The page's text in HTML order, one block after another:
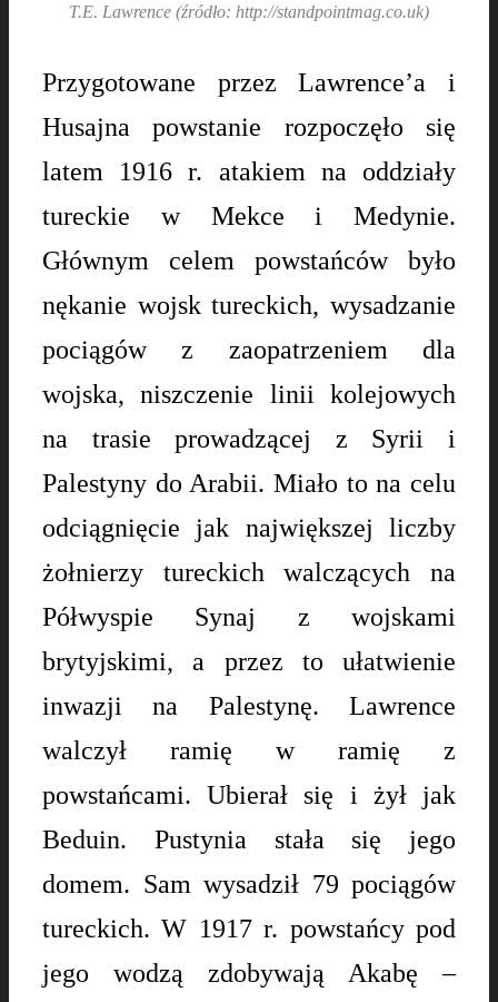
T.E. Lawrence (źródło: http://standpointmag.co.uk)
Przygotowane przez Lawrence’a i
Husajna powstanie rozpoczęło się
latem 1916 r. atakiem na oddziały
tureckie w Mekce i Medynie.
Głównym celem powstańców było
nękanie wojsk tureckich, wysadzanie
pociągów z zaopatrzeniem dla
wojska, niszczenie linii kolejowych
na trasie prowadzącej z Syrii i
Palestyny do Arabii. Miało to na celu
odciągnięcie jak największej liczby
żołnierzy tureckich walczących na
Półwyspie Synaj z wojskami
brytyjskimi, a przez to ułatwienie
inwazji na Palestynę. Lawrence
walczył ramię w ramię z
powstańcami. Ubierał się i żył jak
Beduin. Pustynia stała się jego
domem. Sam wysadził 79 pociągów
tureckich. W 1917 r. powstańcy pod
jego wodzą zdobywają Akabę –